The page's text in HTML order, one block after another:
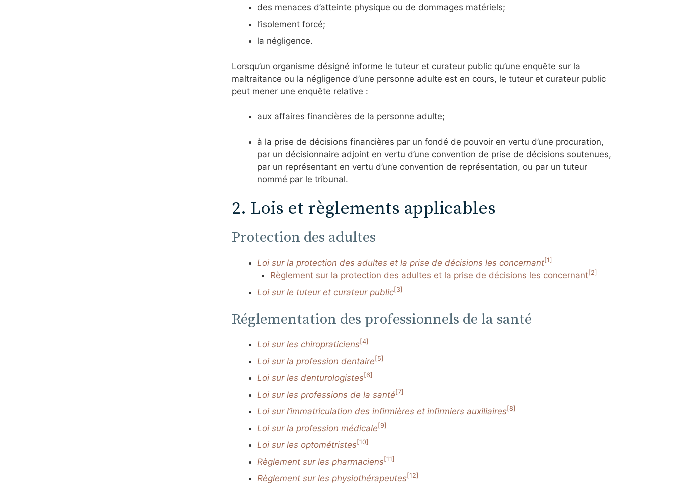
des menaces d’atteinte physique ou de dommages matériels;
l’isolement forcé;
la négligence.
Lorsqu’un organisme désigné informe le tuteur et curateur public qu’une enquête sur la
maltraitance ou la négligence d’une personne adulte est en cours, le tuteur et curateur public
peut mener une enquête relative :
aux affaires financières de la personne adulte;
à la prise de décisions financières par un fondé de pouvoir en vertu d’une procuration,
par un décisionnaire adjoint en vertu d’une convention de prise de décisions soutenues,
par un représentant en vertu d’une convention de représentation, ou par un tuteur
nommé par le tribunal.
2. Lois et règlements applicables
Protection des adultes
Loi sur la protection des adultes et la prise de décisions les concernant[1]
Règlement sur la protection des adultes et la prise de décisions les concernant[2]
Loi sur le tuteur et curateur public[3]
Réglementation des professionnels de la santé
Loi sur les chiropraticiens[4]
Loi sur la profession dentaire[5]
Loi sur les denturologistes[6]
Loi sur les professions de la santé[7]
Loi sur l’immatriculation des infirmières et infirmiers auxiliaires[8]
Loi sur la profession médicale[9]
Loi sur les optométristes[10]
Règlement sur les pharmaciens[11]
Règlement sur les physiothérapeutes[12]